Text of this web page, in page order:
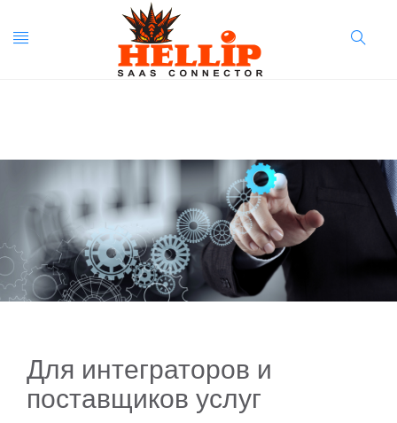
Toggle Search
Для интеграторов и
поставщиков услуг